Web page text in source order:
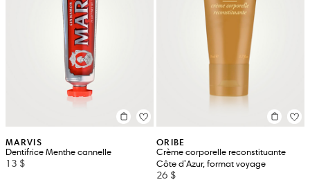
MARVIS
Dentifrice Menthe cannelle
13 $
ORIBE
Crème corporelle reconstituante
Côte d'Azur, format voyage
26 $